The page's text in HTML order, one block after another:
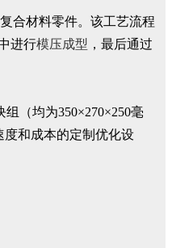
合材料零件。该工艺流程
进行模压成型 ，最后通过
（均为350×270×250毫
度和成本的定制优化设